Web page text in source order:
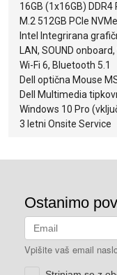
16GB (1x16GB) DDR4
M.2 512GB PCIe
Intel Integrirana
LAN, SOUND
Wi-Fi 6, Bluetooth 5.1
Dell optična Mouse
Dell Multimedia
Windows 10 Pro
3 letni Onsite Service